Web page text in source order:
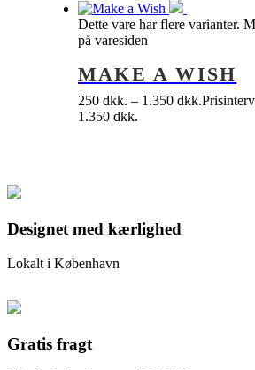
Dette vare har flere varianter.
på varesiden
MAKE A WISH
250 dkk. – 1.350 dkk.
1.350 dkk.
Designet med kærlighed
Lokalt i København
Gratis fragt